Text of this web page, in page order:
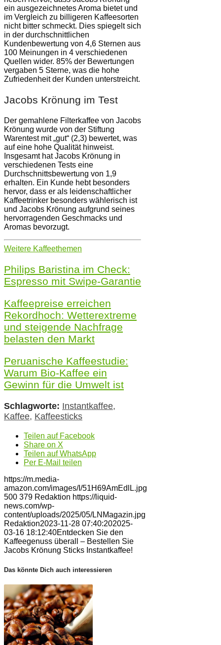
ein ausgezeichnetes Aroma bietet und
im Vergleich zu billigeren Kaffeesorten
nicht bitter schmeckt. Dies spiegelt sich
in der durchschnittlichen
Kundenbewertung von 4,6 Sternen aus
100 Meinungen in 4 verschiedenen
Quellen wider. 85% der Bewertungen
vergaben 5 Sterne, was die hohe
Zufriedenheit der Kunden unterstreicht.
Jacobs Krönung im Test
Der gemahlene Filterkaffee von Jacobs
Krönung wurde von der Stiftung
Warentest mit „gut“ (2,3) bewertet, was
auf eine hohe Qualität hinweist.
Insgesamt hat Jacobs Krönung in
verschiedenen Tests eine
Durchschnittsbewertung von 1,9
erhalten. Ein Kunde hebt besonders
hervor, dass er als leidenschaftlicher
Kaffeetrinker besonders wählerisch ist
und Jacobs Krönung aufgrund seines
hervorragenden Geschmacks und
Aromas bevorzugt.
Weitere Kaffeethemen
Philips Baristina im Check:
Espresso mit Swipe-Garantie
Kaffeepreise erreichen
Rekordhoch: Wetterextreme
und steigende Nachfrage
belasten den Markt
Peruanische Kaffeestudie:
Warum Bio-Kaffee ein
Gewinn für die Umwelt ist
Schlagworte: Instantkaffee,
Kaffee, Kaffeesticks
Teilen auf Facebook
Share on X
Teilen auf WhatsApp
Per E-Mail teilen
https://m.media-
amazon.com/images/I/51H69AmEdlL.jpg
500 379 Redaktion https://liquid-
news.com/wp-
content/uploads/2025/05/LNMagazin.jpg
Redaktion2023-11-28 07:40:202025-
03-16 18:12:40Entdecken Sie den
Kaffeegenuss überall – Bestellen Sie
Jacobs Krönung Sticks Instantkaffee!
Das könnte Dich auch interessieren